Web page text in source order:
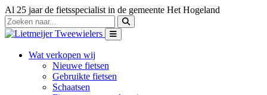
Al 25 jaar de fietsspecialist in de gemeente Het Hogeland
Wat verkopen wij
Nieuwe fietsen
Gebruikte fietsen
Schaatsen